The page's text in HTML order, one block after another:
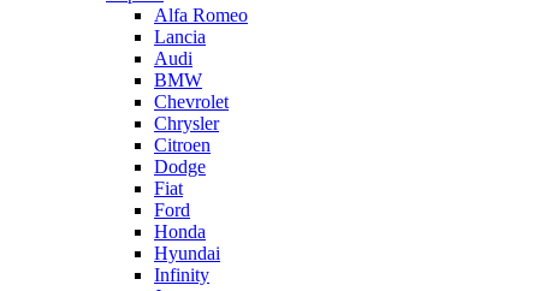
Alfa Romeo
Lancia
Audi
BMW
Chevrolet
Chrysler
Citroen
Dodge
Fiat
Ford
Honda
Hyundai
Infinity